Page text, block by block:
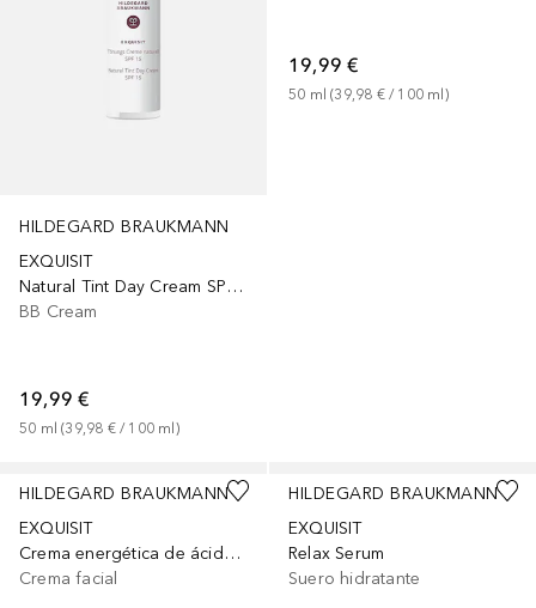
HILDEGARD BRAUKMANN
EXQUISIT
Natural Tint Day Cream SPF15
BB Cream
19,99 €
50 ml (39,98 € / 100 ml)
19,99 €
50 ml (39,98 € / 100 ml)
HILDEGARD BRAUKMANN
EXQUISIT
Crema energética de ácido hialurónico
Crema facial
HILDEGARD BRAUKMANN
EXQUISIT
Relax Serum
Suero hidratante